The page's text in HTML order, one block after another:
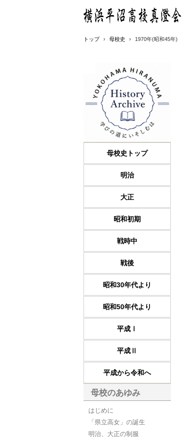
トップ › 母校史 › 1970年(昭和45年)
母校史トップ
明治
大正
昭和初期
戦時中
戦後
昭和30年代より
昭和50年代より
平成Ⅰ
平成Ⅱ
平成から令和へ
母校のあゆみ
はじめに
「県立高女」の誕生
明治、大正の制服